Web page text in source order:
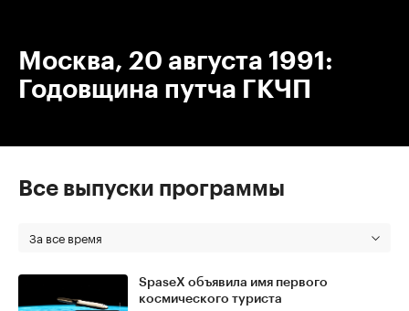
Москва, 20 августа 1991:
Годовщина путча ГКЧП
Все выпуски программы
За все время
SpaseX объявила имя первого
космического туриста